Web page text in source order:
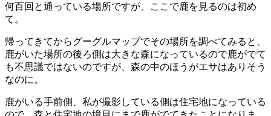
何百回と通っている場所ですが、ここで鹿を見るのは初め
て。
帰ってきてからグーグルマップでその場所を調べてみると、
鹿がいた場所の後ろ側は大きな森になっているので鹿がでて
も不思議ではないのですが、森の中のほうがエサはありそう
なのに。
鹿がいる手前側、私が撮影している側は住宅地になっている